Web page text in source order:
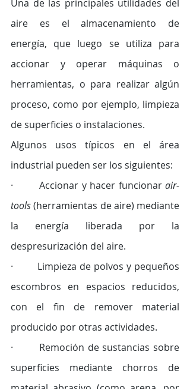
Una de las principales utilidades del
aire es el almacenamiento de
energía, que luego se utiliza para
accionar y operar máquinas o
herramientas, o para realizar algún
proceso, como por ejemplo, limpieza
de superficies o instalaciones.
Algunos usos típicos en el área
industrial pueden ser los siguientes:
·        Accionar y hacer funcionar air-
tools (herramientas de aire) mediante
la energía liberada por la
despresurización del aire.
·        Limpieza de polvos y pequeños
escombros en espacios reducidos,
con el fin de remover material
producido por otras actividades.
·        Remoción de sustancias sobre
superficies mediante chorros de